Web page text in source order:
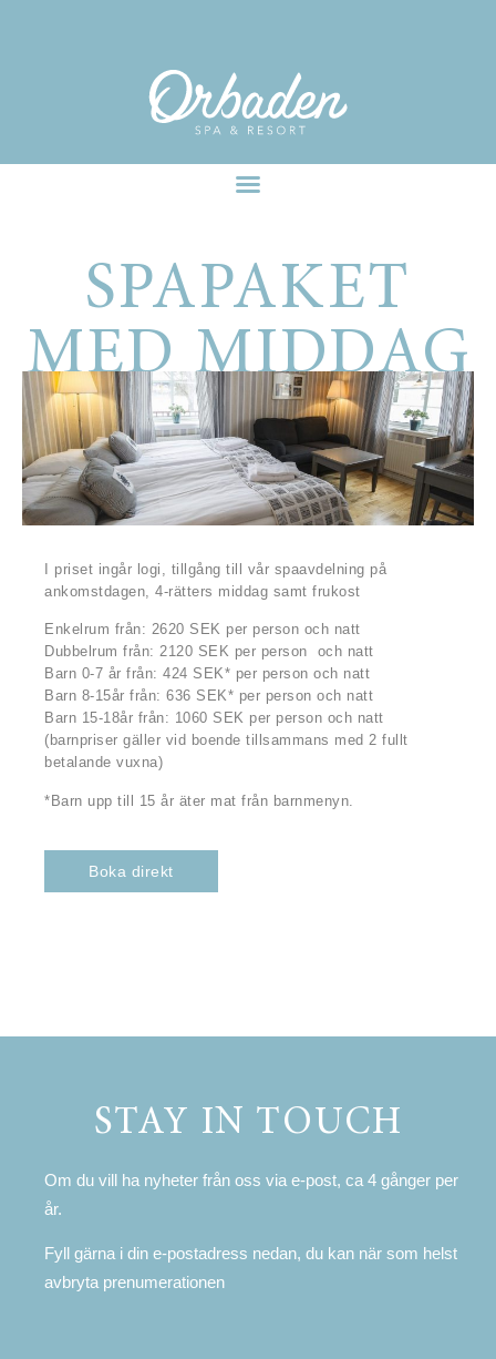
SPAPAKET
MED MIDDAG
I priset ingår logi, tillgång till vår spaavdelning på
ankomstdagen, 4-rätters middag samt frukost
Enkelrum från: 2620 SEK per person och natt
Dubbelrum från: 2120 SEK per person och natt
Barn 0-7 år från: 424 SEK* per person och natt
Barn 8-15år från: 636 SEK* per person och natt
Barn 15-18år från: 1060 SEK per person och natt
(barnpriser gäller vid boende tillsammans med 2 fullt
betalande vuxna)
*Barn upp till 15 år äter mat från barnmenyn.
Boka direkt
STAY IN TOUCH
Om du vill ha nyheter från oss via e-post, ca 4 gånger per
år.
Fyll gärna i din e-postadress nedan, du kan när som helst
avbryta prenumerationen